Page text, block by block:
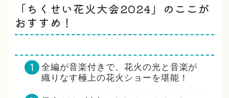
「ちくせい花火大会2024」のここが
おすすめ！
全編が音楽付きで、花火の光と音楽が
織りなす極上の花火ショーを堪能！